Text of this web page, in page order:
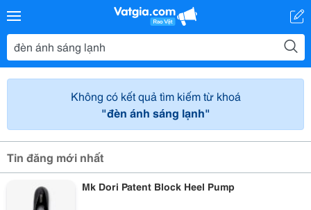
Không có kết quả tìm kiếm từ khoá
"đèn ánh sáng lạnh"
Tin đăng mới nhất
Mk Dori Patent Block Heel Pump